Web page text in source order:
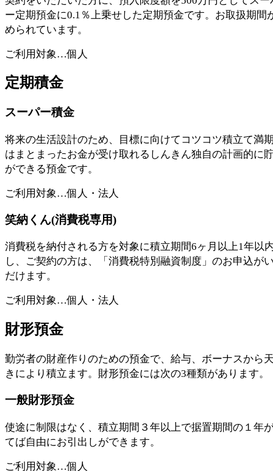
ー定期預金に0.1％上乗せした定期預金です。お取扱期間
められています。
ご利用対象…個人
定期積金
スーパー積金
将来の生活設計のため、目標に向けてコツコツ積立て満
はまとまったお金が受け取れるしんきん独自の計画的に
ができる預金です。
ご利用対象…個人・法人
笑納くん(消費税専用)
消費税を納付される方を対象に積立期間6ヶ月以上1年以
し、ご契約の方は、「消費税特別融資制度」のお申込が
だけます。
ご利用対象…個人・法人
財形預金
勤労者の財産作りのための預金で、給与、ボーナスから
きにより積立ます。財形預金には次の3種類があります。
一般財形預金
使途に制限はなく、積立期間３年以上で据置期間の１年
てば自由にお引出しができます。
ご利用対象…個人